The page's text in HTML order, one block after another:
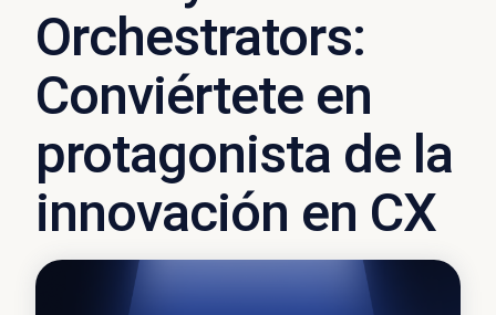
Orchestrators:
Conviértete en
protagonista de la
innovación en CX